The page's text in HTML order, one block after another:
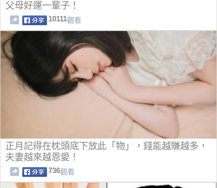
父母好運一輩子！
10111觀看
正月記得在枕頭底下放此「物」，錢能越賺越多，
夫妻越來越恩愛！
736觀看